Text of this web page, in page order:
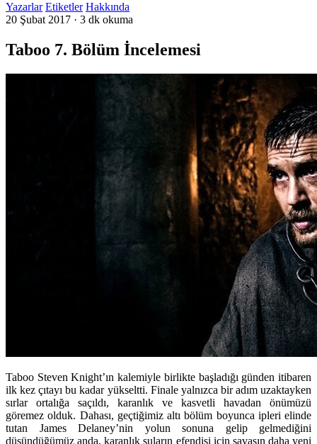
Yazarlar Etiketler Hakkında
20 Şubat 2017 · 3 dk okuma
Taboo 7. Bölüm İncelemesi
Taboo Steven Knight’ın kalemiyle birlikte başladığı günden itibaren
ilk kez çıtayı bu kadar yükseltti. Finale yalnızca bir adım uzaktayken
sırlar ortalığa saçıldı, karanlık ve kasvetli havadan önümüzü
göremez olduk. Dahası, geçtiğimiz altı bölüm boyunca ipleri elinde
tutan James Delaney’nin yolun sonuna gelip gelmediğini
düşündüğümüz anda, karanlık suların efendisi için savaşın daha yeni